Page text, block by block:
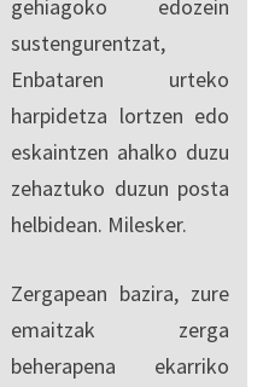
gehiagoko edozein
sustengurentzat,
Enbataren urteko
harpidetza lortzen edo
eskaintzen ahalko duzu
zehaztuko duzun posta
helbidean. Milesker.
Zergapean bazira, zure
emaitzak zerga
beherapena ekarriko